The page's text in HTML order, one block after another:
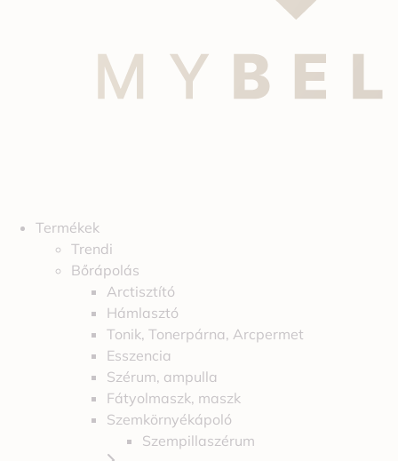
Termékek
Trendi
Bőrápolás
Arctisztító
Hámlasztó
Tonik, Tonerpárna, Arcpermet
Esszencia
Szérum, ampulla
Fátyolmaszk, maszk
Szemkörnyékápoló
Szempillaszérum